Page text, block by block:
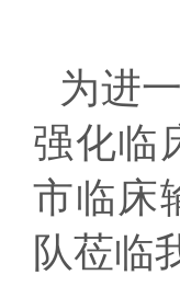
为进
强化临
市临床
队莅临